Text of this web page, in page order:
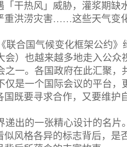
干热风」威胁，灌浆期缺
重洪涝灾害……这些天气变
联合国气候变化框架公约》
会）也越来越多地走入公众
一。各国政府在此汇聚，
仅是一个国际会议的平台，
既要寻求合作，又要维护
递出的一张精心设计的名片
风格各异的标志背后，是